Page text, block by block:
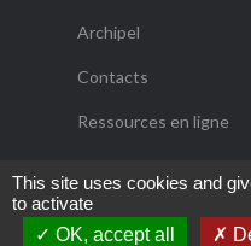
Archipel
Contacts
Ressources en ligne
This site uses cookies and
to activate
OK, accept all